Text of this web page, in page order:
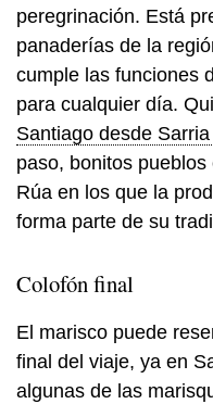
peregrinación. Está
panaderías de la
cumple las funciones
para cualquier día.
Santiago desde
paso, bonitos
Rúa en los que la
forma parte de su
Colofón final
El marisco puede
final del viaje, ya en
algunas de las